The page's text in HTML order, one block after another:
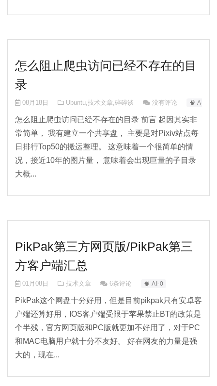
怎么阻止爬虫访问已经不存在的目
录
08月18日 Ubuntu,技术文章,碎碎谈 没有评论 🧠 AI-0
怎么阻止爬虫访问已经不存在的目录 前言 起因其实非
常简单， 我有建立一个共享盘， 主要是对Pixiv站点每
日排行Top50的搬运整理。 这意味着一个很简单的情
况，接近10年的图片量， 意味着会出现巨量的子目录
大概...
PikPak第三方网页版/PikPak第三
方客户端汇总
01月08日 技术文章 6条评论 🧠 AI-0
PikPak这个网盘十分好用，但是目前pikpak只有安卓客
户端还算好用，IOS客户端受限于苹果禁止BT的政策是
个半残，官方网页版和PC版就更加不好用了，对于PC
和MAC电脑用户就十分不友好。 好在网友的力量是强
大的，现在...